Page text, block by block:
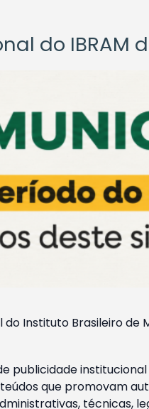
do IBRAM
Instituto Brasileiro
publicidade
que promovam
técnicas,